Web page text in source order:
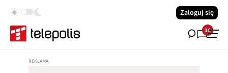
Zaloguj się
36